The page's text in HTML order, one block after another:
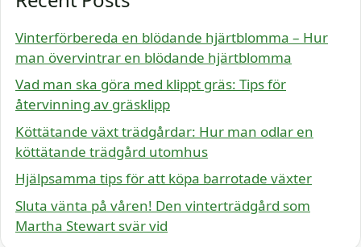
Vinterförbereda en blödande hjärtblomma – Hur
man övervintrar en blödande hjärtblomma
Vad man ska göra med klippt gräs: Tips för
återvinning av gräsklipp
Köttätande växt trädgårdar: Hur man odlar en
köttätande trädgård utomhus
Hjälpsamma tips för att köpa barrotade växter
Sluta vänta på våren! Den vinterträdgård som
Martha Stewart svär vid